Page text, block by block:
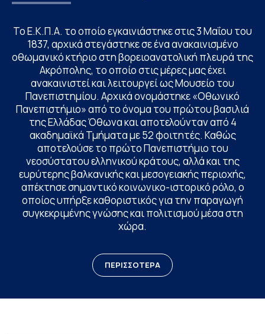
Το Ε.Κ.Π.Α. το οποίο εγκαινιάστηκε στις 3 Μαΐου του
1837, αρχικά στεγάστηκε σε ένα ανακαινισμένο
οθωμανικό κτήριο στη βορειοανατολική πλευρά της
Ακρόπολης, το οποίο στις μέρες μας έχει
ανακαινιστεί και λειτουργεί ως Μουσείο του
Πανεπιστημίου. Αρχικά ονομάστηκε «Οθωνικό
Πανεπιστήμιο» από το όνομα του πρώτου βασιλιά
της Ελλάδας Όθωνα και αποτελούνταν από 4
ακαδημαϊκά Τμήματα με 52 φοιτητές. Καθώς
αποτελούσε το πρώτο Πανεπιστήμιο του
νεοσύστατου ελληνικού κράτους, αλλά και της
ευρύτερης βαλκανικής και μεσογειακής περιοχής,
απέκτησε σημαντικό κοινωνικο-ιστορικό ρόλο, ο
οποίος υπήρξε καθοριστικός για την παραγωγή
συγκεκριμένης γνώσης και πολιτισμού μέσα στη
χώρα.
ΠΕΡΙΣΣΟΤΕΡΑ